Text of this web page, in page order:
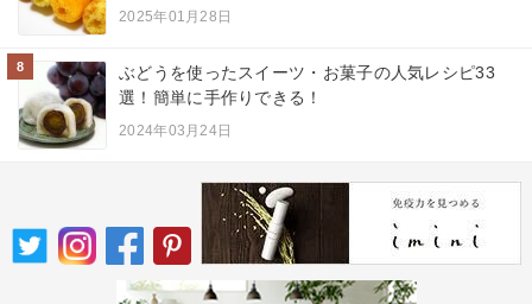
2025年01月28日
8
ぶどうを使ったスイーツ・お菓子の人気レシピ33
選！簡単に手作りできる！
2024年03月24日